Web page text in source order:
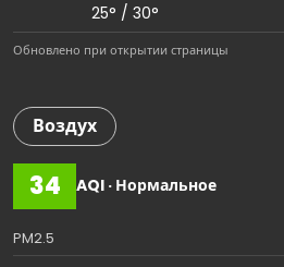
25° / 30°
Обновлено при открытии страницы
Воздух
34 AQI · Нормальное
PM2.5